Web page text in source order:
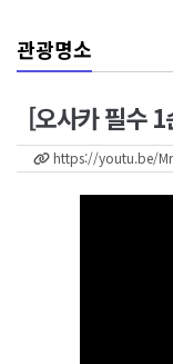
관광명소
[오사카 필수
https://youtu.be/